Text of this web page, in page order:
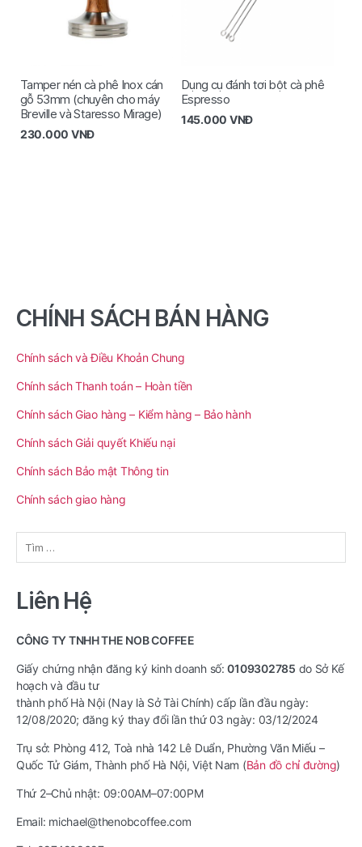
Tamper nén cà phê Inox cán
gỗ 53mm (chuyên cho máy
Breville và Staresso Mirage)
230.000 VNĐ
Dụng cụ đánh tơi bột cà phê
Espresso
145.000 VNĐ
CHÍNH SÁCH BÁN HÀNG
Chính sách và Điều Khoản Chung
Chính sách Thanh toán – Hoàn tiền
Chính sách Giao hàng – Kiểm hàng – Bảo hành
Chính sách Giải quyết Khiếu nại
Chính sách Bảo mật Thông tin
Chính sách giao hàng
Tìm
kiếm
Liên Hệ
CÔNG TY TNHH THE NOB COFFEE
Giấy chứng nhận đăng ký kinh doanh số:0109302785 do Sở Kế
hoạch và đầu tư
thành phố Hà Nội (Nay là Sở Tài Chính) cấp lần đầu ngày:
12/08/2020; đăng ký thay đổi lần thứ 03 ngày: 03/12/2024
Trụ sở: Phòng 412, Toà nhà 142 Lê Duẩn, Phường Văn Miếu –
Quốc Tử Giám, Thành phố Hà Nội, Việt Nam (Bản đồ chỉ đường)
Thứ 2–Chủ nhật: 09:00AM–07:00PM
Email: michael@thenobcoffee.com